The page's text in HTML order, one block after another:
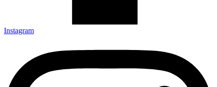
Instagram